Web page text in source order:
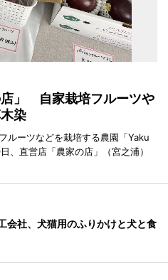
店」 自家栽培フルーツや
染
ルーツなどを栽培する農園「Yaku
、直営店「農家の店」（宮之浦）
会社、犬猫用のふりかけと犬と食